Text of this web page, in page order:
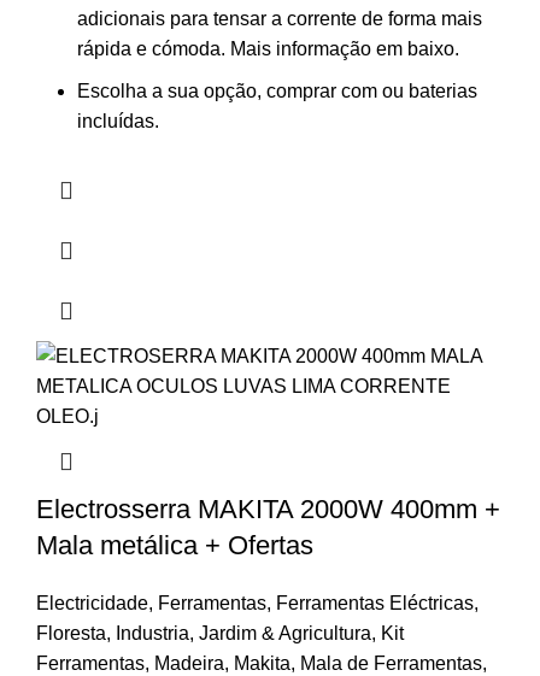
adicionais para tensar a corrente de forma mais
rápida e cómoda. Mais informação em baixo.
Escolha a sua opção, comprar com ou baterias
incluídas.
Electrosserra MAKITA 2000W 400mm +
Mala metálica + Ofertas
Electricidade, Ferramentas, Ferramentas Eléctricas,
Floresta, Industria, Jardim & Agricultura, Kit
Ferramentas, Madeira, Makita, Mala de Ferramentas,